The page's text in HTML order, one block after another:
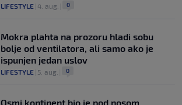
LIFESTYLE 4. aug. 0
Mokra plahta na prozoru hladi sobu
bolje od ventilatora, ali samo ako je
ispunjen jedan uslov
LIFESTYLE 5. aug. 0
Osmi kontinent bio je pod nosom